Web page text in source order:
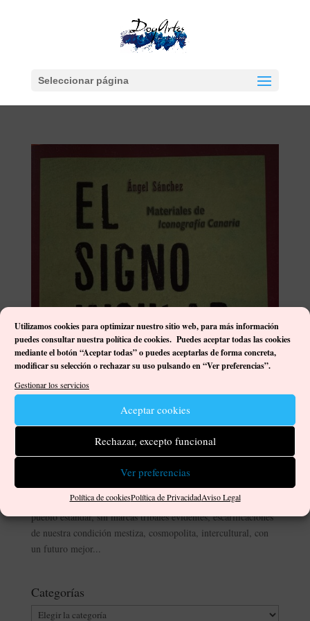
Utilizamos cookies para optimizar nuestro sitio web, para más información
puedes consultar nuestra política de cookies. Puedes aceptar todas las cookies
mediante el botón “Aceptar todas” o puedes aceptarlas de forma concreta,
modificar su selección o rechazar su uso pulsando en “Ver preferencias”.
Gestionar los servicios
Aceptar cookies
Rechazar, excepto funcional
Ver preferencias
Política de cookiesPolítica de PrivacidadAviso Legal
Seleccionar página
Encuentros con la creatividad: Ángel Sánchez
Damián José Ortega Gutiérrez| Dic 19, 2021
Encuentros con la creatividad,Libros|0 Comentarios
trabajarlo mucho más, si no queremos disolvernos en un
pueblo estándar, sin marcas tribales evidentes, escarificaciones
de nuestra condición mestiza, cosmopolita, intercultural, con
un futuro mejor...
Categorías
Categorías